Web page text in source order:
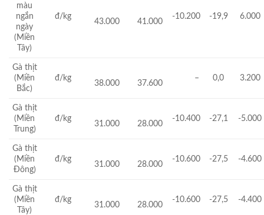
màu
ngắn
ngày
(Miền
Tây)
đ/kg
43.000 41.000
-10.200 -19,9 6.000
Gà thịt
(Miền
Bắc)
đ/kg
38.000 37.600
– 0,0 3.200
Gà thịt
(Miền
Trung)
đ/kg
31.000 28.000
-10.400 -27,1 -5.000
Gà thịt
(Miền
Đông)
đ/kg
31.000 28.000
-10.600 -27,5 -4.600
Gà thịt
(Miền
Tây)
đ/kg
31.000 28.000
-10.600 -27,5 -4.400